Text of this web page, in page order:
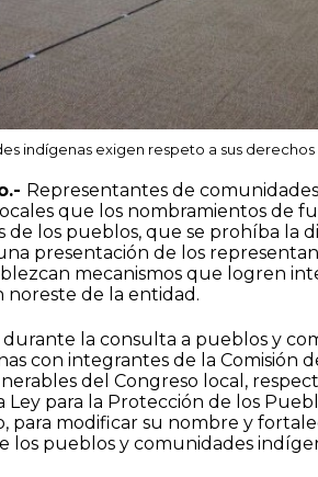
indígenas exigen respeto a sus
Representantes de
que los nombramientos de
de los pueblos, que se prohíba la
presentación de los
mecanismos que logren
noreste de la entidad.
durante la consulta a pueblos y
con integrantes de la Comisión
del Congreso local,
Ley para la Protección de los
para modificar su nombre y
los pueblos y comunidades